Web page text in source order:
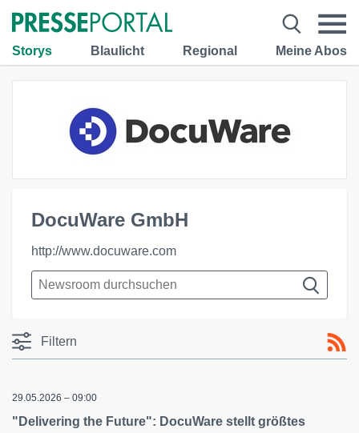
Storys Blaulicht Regional Meine Abos
DocuWare GmbH
http://www.docuware.com
Filtern
29.05.2026 – 09:00
"Delivering the Future": DocuWare stellt größtes